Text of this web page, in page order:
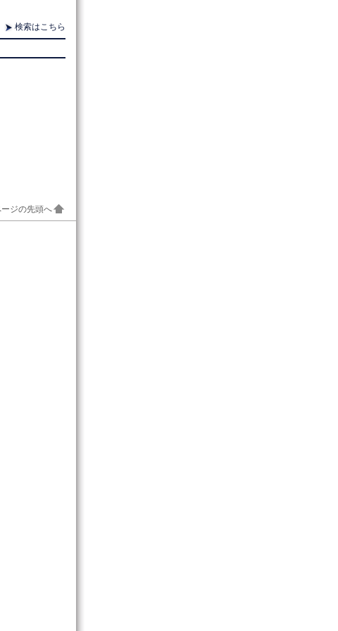
検索はこちら
ジの先頭へ